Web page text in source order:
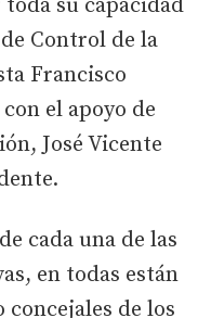
toda su capacidad
Control de la
Francisco
el apoyo de
José Vicente
cada una de las
en todas están
de los